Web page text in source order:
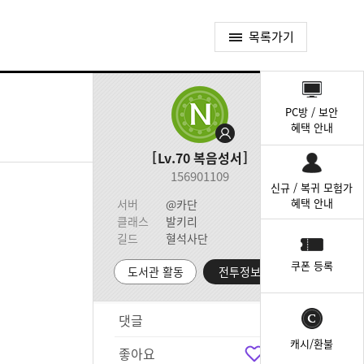
목록가기
Lv.70복음성서
156901109
서버
@카단
클래스
발키리
길드
혈석사단
도서관 활동 전투정보실
댓글
좋아요
PC방 / 보안
혜택 안내
신규 / 복귀 모험가
혜택 안내
쿠폰 등록
캐시/환불